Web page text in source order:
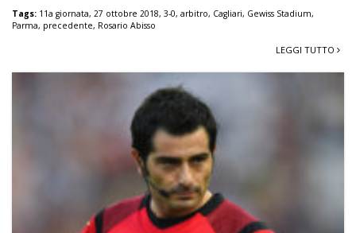
Tags: 11a giornata, 27 ottobre 2018, 3-0, arbitro, Cagliari, Gewiss Stadium,
Parma, precedente, Rosario Abisso
LEGGI TUTTO